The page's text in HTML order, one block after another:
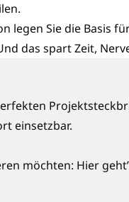
legen Sie die Basis
das spart Zeit,
einsetzbar.
möchten: Hier